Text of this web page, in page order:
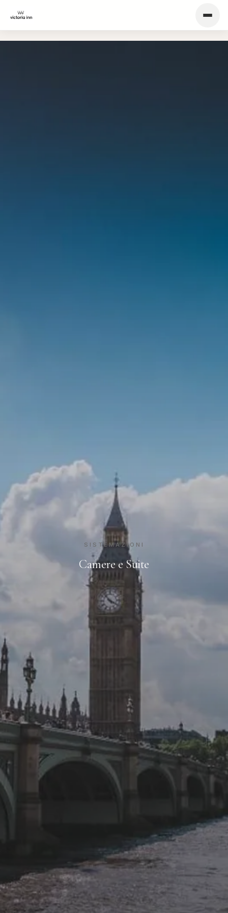
SISTEMAZIONI
Camere e Suite